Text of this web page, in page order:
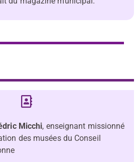
Micchi, enseignant missionné
des musées du Conseil